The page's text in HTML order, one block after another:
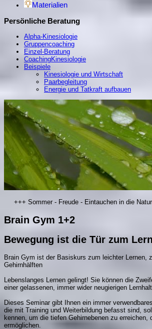
Materialien
Persönliche Beratung
Alpha-Kinesiologie
Gruppencoaching
Einzel-Beratung
CoachingKinesiologie
Beispiele
Kinesiologie und Wirtschaft
Paarbegleitung
Energie und Tatkraft aufbauen
+++ Sommer - Freude - Eintauchen in die
Brain Gym 1+2
Bewegung ist die Tür zum
Brain Gym ist der Basiskurs zum leichter Lernen,
Gehirnhälften
Lebenslanges Lernen gelingt! Sie können die
einer gelassenen, immer wider neugierigen
Dieses Seminar gibt Ihnen ein immer
die mit Training und Weiterbildung befasst sind,
kennen, um die tiefen Gehirnebenen zu erreichen,
ermöglichen.